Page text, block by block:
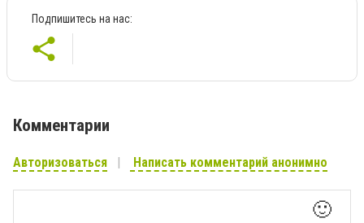
Подпишитесь на нас:
Комментарии
Авторизоваться Написать комментарий анонимно
🙂